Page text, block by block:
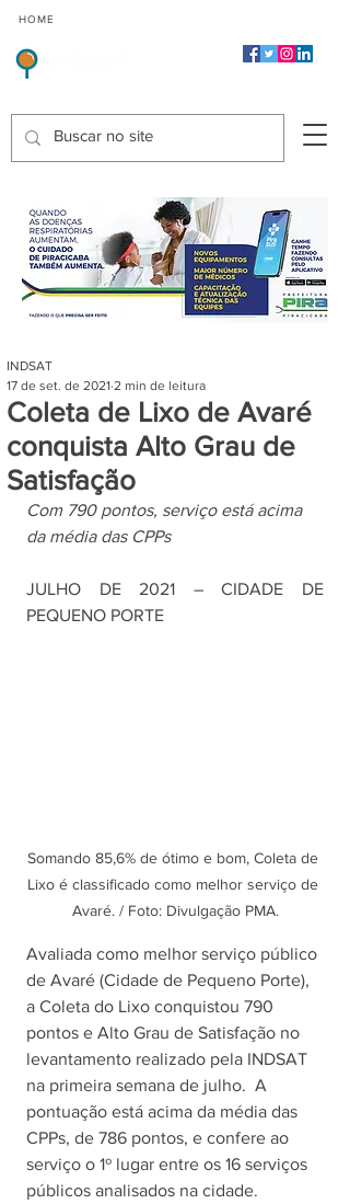
HOME
Coleta de Lixo de Avaré
conquista Alto Grau de
Satisfação
INDSAT
17 de set. de 2021 2 min de leitura
Com 790 pontos, serviço está acima
da média das CPPs
JULHO DE 2021 – CIDADE DE
PEQUENO PORTE
Somando 85,6% de ótimo e bom, Coleta de
Lixo é classificado como melhor serviço de
Avaré. / Foto: Divulgação PMA.
Avaliada como melhor serviço público
de Avaré (Cidade de Pequeno Porte),
a Coleta do Lixo conquistou 790
pontos e Alto Grau de Satisfação no
levantamento realizado pela INDSAT
na primeira semana de julho.  A
pontuação está acima da média das
CPPs, de 786 pontos, e confere ao
serviço o 1º lugar entre os 16 serviços
públicos analisados na cidade.